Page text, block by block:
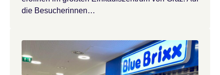
die Besucherinnen…